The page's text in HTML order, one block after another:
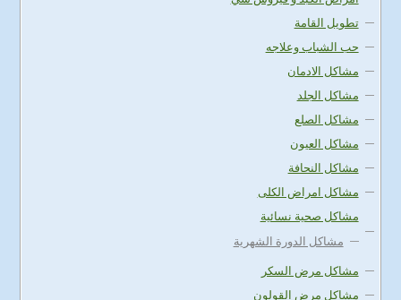
تطويل القامة
حب الشباب وعلاجه
مشاكل الادمان
مشاكل الجلد
مشاكل الصلع
مشاكل العيون
مشاكل النحافة
مشاكل امراض الكلى
مشاكل صحية نسائية
مشاكل الدورة الشهرية
مشاكل مرض السكر
مشاكل مرض القولون